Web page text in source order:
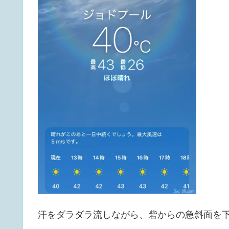
汗をダラダラ流しながら、砦からの急斜面を